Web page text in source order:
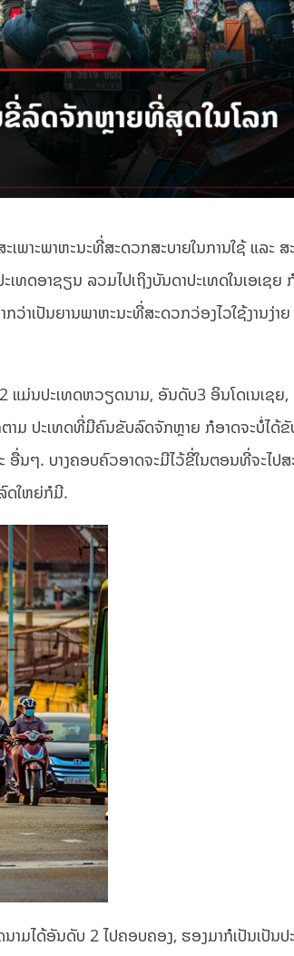
ພາະພາຫະນະທີ່ສະດວກສະບາຍໃນການໃຊ້ ແລະ ສ
ເທດອາຊຽນ ລວມໄປເຖິງບັນດາປະເທດໃນເອເຊຍ
າເປັນຍານພາຫະນະທີ່ສະດວກວ່ອງໄວໃຊ້ງານງ່າ
ມ່ນປະເທດຫວຽດນາມ, ອັນດັບ3 ອິນໂດເນເຊຍ
າມ ປະເທດທີ່ມີຄົນຂັບລົດຈັກຫຼາຍ ກໍອາດຈະບໍ່ໄດ້
ອື່ນໆ. ບາງຄອບຄົວອາດຈະມີໄວ້ຂີ່ໃນຕອນທີ່ຈະໄປ
ດໃຫຍ່ກໍມີ.
ມໄດ້ອັນດັບ 2 ໄປຄອບຄອງ, ຮອງມາກໍເປັນເປັນປ